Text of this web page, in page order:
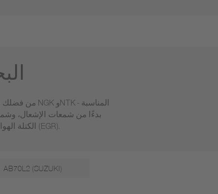
بدءًا من شمعات الإشعال،
الكتلة الهوائية ومجمع السحب، ومستشعرات السرعة والموضع وصمامات إعادة تدوير غاز العادم (EGR).
AB70L2 (SUZUKI)